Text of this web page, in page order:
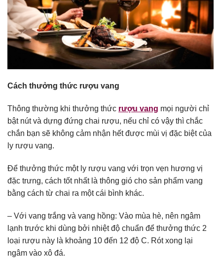
Cách thưởng thức rượu vang
Thông thường khi thưởng thức rượu vang mọi người chỉ
bật nút và dựng đứng chai rượu, nếu chỉ có vậy thì chắc
chắn bạn sẽ không cảm nhận hết được mùi vị đặc biệt của
ly rượu vang.
Để thưởng thức một ly rượu vang với trọn vẹn hương vị
đặc trưng, cách tốt nhất là thông gió cho sản phẩm vang
bằng cách từ chai ra một cái bình khác.
– Với vang trắng và vang hồng: Vào mùa hè, nên ngâm
lạnh trước khi dùng bởi nhiệt độ chuẩn để thưởng thức 2
loại rượu này là khoảng 10 đến 12 độ C. Rót xong lại
ngâm vào xô đá.